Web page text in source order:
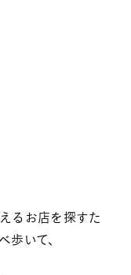
るお店を探すた
歩いて、